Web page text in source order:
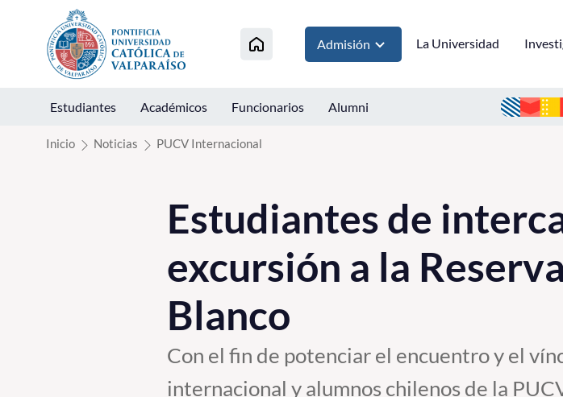
Click acá para ir directamente al contenido
Admisión La Universidad
Estudiantes Académicos Funcionarios Alumni
Inicio Noticias PUCV Internacional
Estudiantes de
excursión a la
Blanco
Con el fin de potenciar el encuentro y el
internacional y alumnos chilenos de la